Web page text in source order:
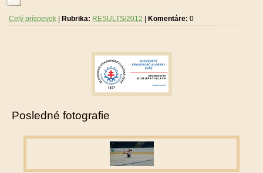
Celý príspevok Rubrika: RESULTS/2012 Komentáre: 0
Posledné fotografie